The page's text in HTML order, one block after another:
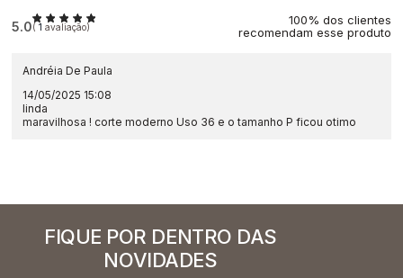
5.0(1 avaliação)
100% dos clientes
recomendam esse produto
Andréia De Paula
14/05/2025 15:08
linda
maravilhosa ! corte moderno Uso 36 e o tamanho P ficou otimo
FIQUE POR DENTRO DAS
NOVIDADES